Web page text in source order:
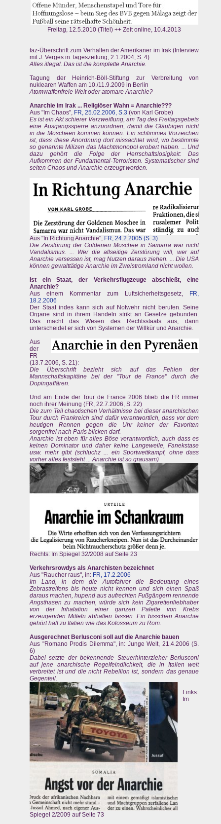
Freitag, 12.5.2010 (Titel) ++ Zeit online, 10.4.2013
taz-Überschrift zum Verhalten der Amerikaner im Irak (Interview
mit J. Verges in: tageszeitung, 2.1.2004, S. 4)
Alles illegal. Das ist die komplette Anarchie.
Tagung der Heinrich-Böll-Stiftung zur Verbreitung von
nuklearen Waffen am 10./11.9.2009 in Berlin
Atomwaffenfreie Welt oder atomare Anarchie?
Anarchie im Irak ... Religiöser Wahn = Anarchie???
Aus "Im Chaos", FR, 25.02.2006, S.3 (von Karl Grobe)
Es ist ein Akt schierer Verzweiflung, am Tag des Freitagsgebets
eine Ausgangssperre anzuordnen, damit die Gläubigen nicht
in die Moscheen kommen können. Ein schlimmes Vorzeichen
ist, dass diese Anordnung dort missachtet wird, wo bestimmte
so genannte Milizen das Machtmonopol erobert haben. ... Und
dazu gehört die Folge der Herrschaftslosigkeit: Das
Aufkommen der Fundamental-Terroristen. Systematischer sind
selten Chaos und Anarchie erzeugt worden.
Aus "In Richtung Anarchie", FR, 24.2.2005 (S. 3)
Die Zerstörung der Goldenen Moschee in Samarra war nicht
Vandalismus. ... Wer die allseitige Zerstörung will, wer auf
Anarchie versessen ist, mag Nutzen daraus ziehen. ... Die USA
können gewalttätige Anarchie im Zweistromland nicht wollen.
Ist ein Staat, der Verkehrsflugzeuge abschießt, eine
Anarchie?
Aus einem Kommentar zum Luftsicherheitsgesetz,
FR,
18.2.2006
Der Staat indes kann sich auf Notwehr nicht berufen. Seine
Organe sind in ihrem Handeln strikt an Gesetze gebunden.
Das macht das Wesen des Rechtsstaats aus, darin
unterscheidet er sich von Systemen der Willkür und Anarchie.
Aus
der
FR
(13.7.2006, S. 21):
Die Überschrift bezieht sich auf das Fehlen der
Mannschaftskapitäne bei der "Tour de France" durch die
Dopingaffären.
Und am Ende der Tour de France 2006 blieb die FR immer
noch ihrer Meinung (FR, 22.7.2006, S. 22)
Die zum Teil chaotischen Verhältnisse bei dieser anarchischen
Tour durch Frankreich sind dafür verantwortlich, dass vor dem
heutigen Rennen gegen die Uhr keiner der Favoriten
sorgenfrei nach Paris blicken darf.
Anarchie ist eben für alles Böse verantwortlich, auch dass es
keinen Dominator und daher keine Langeweile, Fanekstase
usw. mehr gibt (schluchz ... ein Sportwettkampf, ohne dass
vorher alles feststeht ... Anarchie ist so grausam)
Rechts: Im Spiegel 32/2008 auf Seite 23
Verkehrsrowdys als Anarchisten bezeichnet
Aus "Raucher raus", in: FR, 17.2.2006
Im Land, in dem die Autofahrer die Bedeutung eines
Zebrastreifens bis heute nicht kennen und sich einen Spaß
daraus machen, hupend aus aufrechten Fußgängern rennende
Angsthasen zu machen, würde sich kein Zigarettenliebhaber
von der Inhalation einer ganzen Palette von Krebs
erzeugenden Mitteln abhalten lassen. Ein bisschen Anarchie
gehört halt zu Italien wie das Kolosseum zu Rom.
Ausgerechnet Berlusconi soll auf die Anarchie bauen
Aus "Romano Prodis Dilemma", in: Junge Welt, 21.4.2006 (S.
6)
Dabei setzte der bekennende Steuerhinterzieher Berlusconi
auf jene anarchische Regelfeindlichkeit, die in Italien weit
verbreitet ist und die nicht Rebellion ist, sondern das genaue
Gegenteil.
Links:
Im
Spiegel 2/2009 auf Seite 73